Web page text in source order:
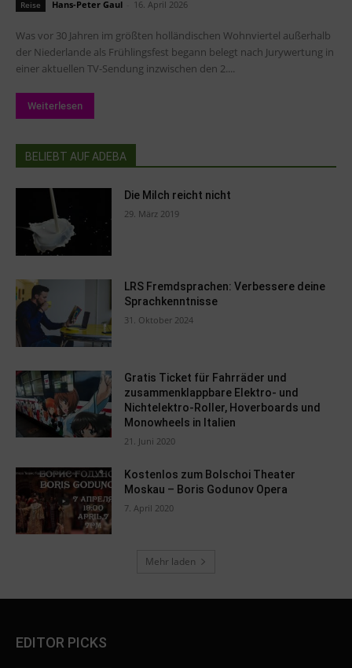
Reise Hans-Peter Gaul 16. April 2026
Was vor 30 Jahren im größten holländischen Wohnviertel außerhalb
der Niederlande als Frühlingsfest begann belegt nach Jurywertung in
einer aktuellen TV-Sendung inzwischen den 2....
Weiterlesen
BELIEBT AUF ADEBA
Die Milch reicht nicht
29. März 2019
LRS Fremdsprachen: Verbessere deine
Sprachkenntnisse
31. Oktober 2024
Gratis Ticket für Fahrräder und
zusammenklappbare Elektro- und
Nichtelektro-Roller, Hoverboards und
Monowheels in Italien
21. Juni 2020
Kostenlos zum Bolschoi Theater
Moskau – Boris Godunov Opera
7. April 2020
Mehr laden
EDITOR PICKS